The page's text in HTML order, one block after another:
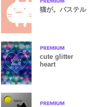
猫が。パステル
cute glitter
heart